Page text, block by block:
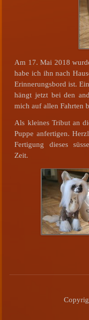
Am 17. Mai 2018
habe ich ihn nach
Erinnerungsbord ist.
hängt jetzt bei den
mich auf allen Fahrten
Als kleines Tribut an
Puppe anfertigen.
Fertigung dieses
Zeit.